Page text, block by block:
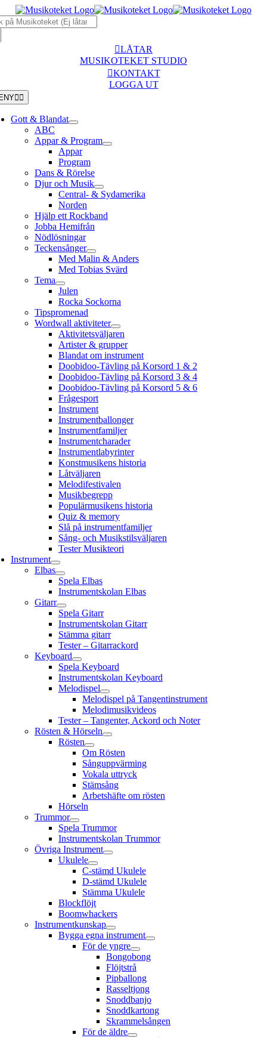
Fortsätt
till
innehållet
LÅTAR
MUSIKOTEKET STUDIO
KONTAKT
LOGGA UT
Gott & Blandat
ABC
Appar & Program
Appar
Program
Dans & Rörelse
Djur och Musik
Central- & Sydamerika
Norden
Hjälp ett Rockband
Jobba Hemifrån
Nödlösningar
Teckensånger
Med Malin & Anders
Med Tobias Svärd
Tema
Julen
Rocka Sockorna
Tipspromenad
Wordwall aktiviteter
Aktivitetsväljaren
Artister & grupper
Blandat om instrument
Doobidoo-Tävling på Korsord 1 & 2
Doobidoo-Tävling på Korsord 3 & 4
Doobidoo-Tävling på Korsord 5 & 6
Frågesport
Instrument
Instrumentballonger
Instrumentfamiljer
Instrumentcharader
Instrumentlabyrinter
Konstmusikens historia
Låtväljaren
Melodifestivalen
Musikbegrepp
Populärmusikens historia
Quiz & memory
Slå på instrumentfamiljer
Sång- och Musikstilsväljaren
Tester Musikteori
Instrument
Elbas
Spela Elbas
Instrumentskolan Elbas
Gitarr
Spela Gitarr
Instrumentskolan Gitarr
Stämma gitarr
Tester – Gitarrackord
Keyboard
Spela Keyboard
Instrumentskolan Keyboard
Melodispel
Melodispel på Tangentinstrument
Melodimusikvideos
Tester – Tangenter, Ackord och Noter
Rösten & Hörseln
Rösten
Om Rösten
Sånguppvärming
Vokala uttryck
Stämsång
Arbetshäfte om rösten
Hörseln
Trummor
Spela Trummor
Instrumentskolan Trummor
Övriga Instrument
Ukulele
C-stämd Ukulele
D-stämd Ukulele
Stämma Ukulele
Blockflöjt
Boomwhackers
Instrumentkunskap
Bygga egna instrument
För de yngre
Bongobong
Flöjtstrå
Pipballong
Rasseltjong
Snoddbanjo
Snoddkartong
Skrammelsången
För de äldre